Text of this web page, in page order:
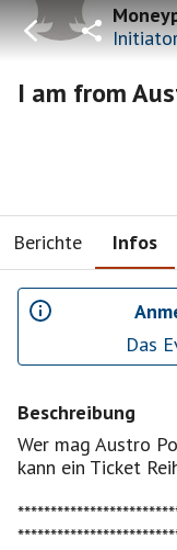
I am from
Berichte Infos
Das
Beschreibung
Wer mag Austro
kann ein Ticket